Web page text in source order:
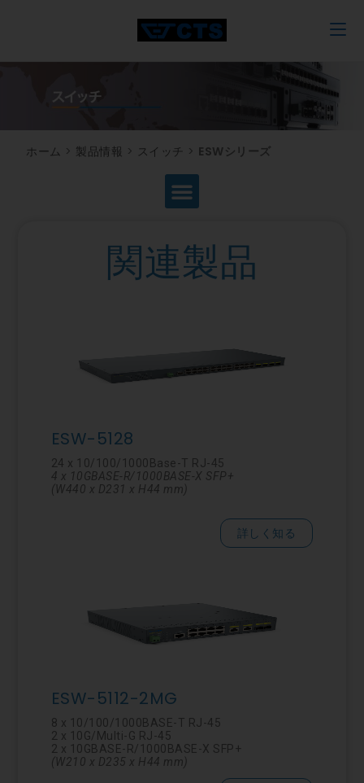
ホーム > 製品情報 > スイッチ > ESWシリーズ
関連製品
ESW-5128
24 x 10/100/1000Base-T RJ-45
4 x 10GBASE-R/1000BASE-X SFP+
(W440 x D231 x H44 mm)
詳しく知る
ESW-5112-2MG
8 x 10/100/1000BASE-T RJ-45
2 x 10G/Multi-G RJ-45
2 x 10GBASE-R/1000BASE-X SFP+
(W210 x D235 x H44 mm)